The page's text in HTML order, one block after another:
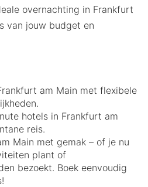
overnachting in Frankfurt
van jouw budget en
am Main met flexibele
hotels in Frankfurt am
reis.
Main met gemak – of je nu
plant of
bezoekt. Boek eenvoudig